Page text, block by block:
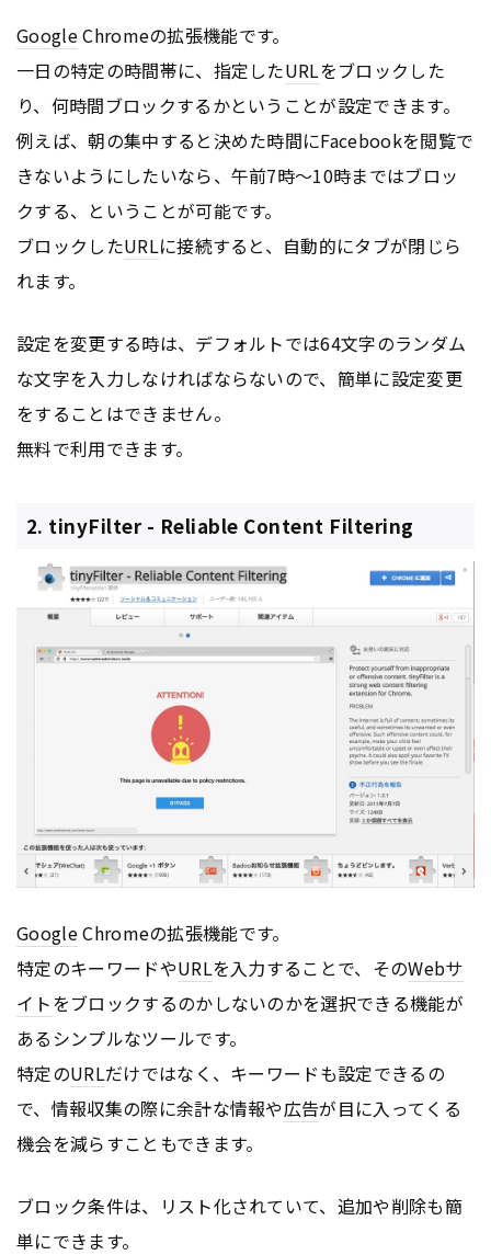
GoogleChromeの拡張機能です。
一日の特定の時間帯に、指定したURLをブロックした
り、何時間ブロックするかということが設定できます。
例えば、朝の集中すると決めた時間にFacebookを閲覧で
きないようにしたいなら、午前7時〜10時まではブロッ
クする、ということが可能です。
ブロックしたURLに接続すると、自動的にタブが閉じら
れます。
設定を変更する時は、デフォルトでは64文字のランダム
な文字を入力しなければならないので、簡単に設定変更
をすることはできません。
無料で利用できます。
2. tinyFilter - Reliable Content Filtering
GoogleChromeの拡張機能です。
特定のキーワードやURLを入力することで、そのWebサ
イトをブロックするのかしないのかを選択できる機能が
あるシンプルなツールです。
特定のURLだけではなく、キーワードも設定できるの
で、情報収集の際に余計な情報や広告が目に入ってくる
機会を減らすこともできます。
ブロック条件は、リスト化されていて、追加や削除も簡
単にできます。